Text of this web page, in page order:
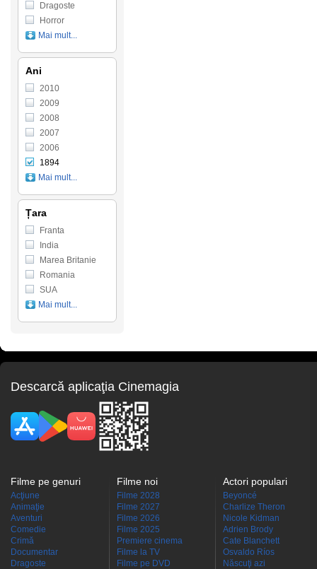
Dragoste
Horror
Mai mult...
Ani
2010
2009
2008
2007
2006
1894
Mai mult...
Țara
Franta
India
Marea Britanie
Romania
SUA
Mai mult...
Descarcă aplicaţia Cinemagia
Filme pe genuri
Acţiune
Animaţie
Aventuri
Comedie
Crimă
Documentar
Dragoste
Filme noi
Filme 2028
Filme 2027
Filme 2026
Filme 2025
Premiere cinema
Filme la TV
Filme pe DVD
Actori populari
Beyoncé
Charlize Theron
Nicole Kidman
Adrien Brody
Cate Blanchett
Osvaldo Ríos
Născuţi azi